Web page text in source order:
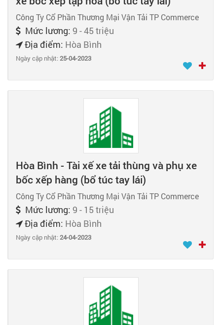
Công Ty Cổ Phần Thương Mại Vận Tải TP Commerce
Mức lương: 9 - 45 triệu
Địa điểm: Hòa Bình
Ngày cập nhật:25-04-2023
Hòa Bình - Tài xế xe tải thùng và phụ xe
bốc xếp hàng (bổ túc tay lái)
Công Ty Cổ Phần Thương Mại Vận Tải TP Commerce
Mức lương: 9 - 15 triệu
Địa điểm: Hòa Bình
Ngày cập nhật:24-04-2023